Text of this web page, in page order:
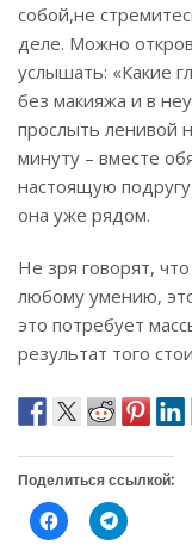
собой,не
деле. Можно
услышать: «Какие
без макияжа и в
прослыть ленивой
минуту – вместе
настоящую
она уже рядом.
Не зря говорят,
любому умению,
это потребует
результат того
Поделиться ссылкой:
Н
а
Н
а